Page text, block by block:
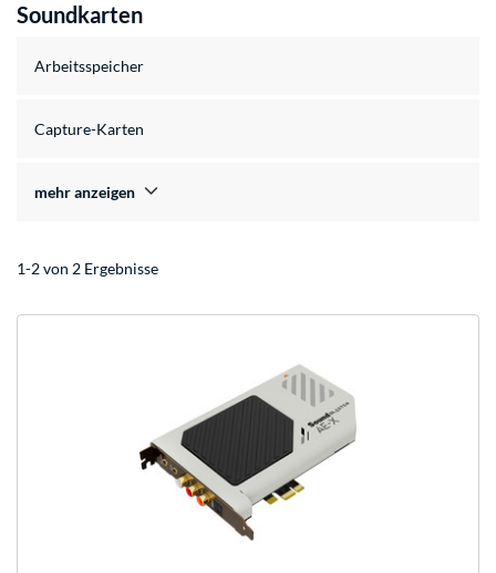
Soundkarten
Arbeitsspeicher
Capture-Karten
mehr anzeigen
1-2 von 2 Ergebnisse